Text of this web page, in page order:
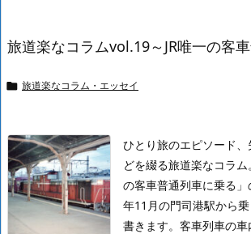
旅道楽なコラムvol.19～JR唯一の客
 旅道楽なコラム・エッセイ
ひとり旅のエピソード
どを綴る旅道楽なコラ
の客車普通列車に乗る
年11月の門司港駅から
書きます。 客車列車の